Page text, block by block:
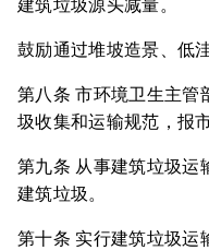
建筑垃圾源头减量。
鼓励通过堆坡造景、低
第八条 市环境卫生主管
圾收集和运输规范，报
第九条 从事建筑垃圾运
建筑垃圾。
第十条 实行建筑垃圾运